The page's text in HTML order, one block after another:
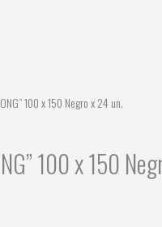
100 x 150 Negro x 24 un.
100 x 150